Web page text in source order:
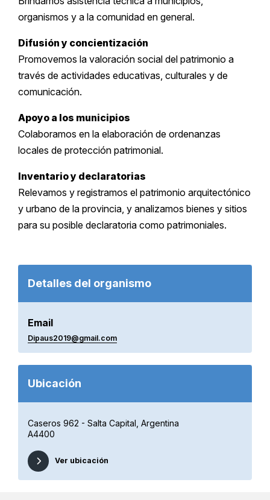
organismos y a la comunidad en general.
Difusión y concientización
Promovemos la valoración social del patrimonio a
través de actividades educativas, culturales y de
comunicación.
Apoyo a los municipios
Colaboramos en la elaboración de ordenanzas
locales de protección patrimonial.
Inventario y declaratorias
Relevamos y registramos el patrimonio arquitectónico
y urbano de la provincia, y analizamos bienes y sitios
para su posible declaratoria como patrimoniales.
Detalles del organismo
Email
Dipaus2019@gmail.com
Ubicación
Caseros 962 - Salta Capital, Argentina
A4400
Ver ubicación